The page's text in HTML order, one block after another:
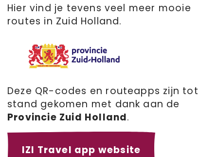
Hier vind je tevens veel meer mooie
routes in Zuid Holland.
Deze QR-codes en routeapps zijn tot
stand gekomen met dank aan de
Provincie Zuid Holland.
IZI Travel app website